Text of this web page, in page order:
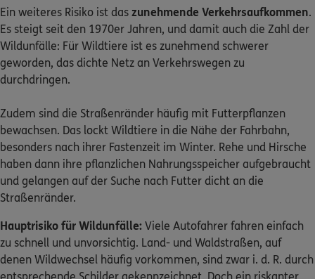
Ein weiteres Risiko ist das zunehmende Verkehrsaufkommen.
Es steigt seit den 1970er Jahren, und damit auch die Zahl der
Wildunfälle: Für Wildtiere ist es zunehmend schwerer
geworden, das dichte Netz an Verkehrswegen zu
durchdringen.
Zudem sind die Straßenränder häufig mit Futterpflanzen
bewachsen. Das lockt Wildtiere in die Nähe der Fahrbahn,
besonders nach ihrer Fastenzeit im Winter. Rehe und Hirsche
haben dann ihre pflanzlichen Nahrungsspeicher aufgebraucht
und gelangen auf der Suche nach Futter dicht an die
Straßenränder.
Hauptrisiko für Wildunfälle: Viele Autofahrer fahren einfach
zu schnell und unvorsichtig. Land- und Waldstraßen, auf
denen Wildwechsel häufig vorkommen, sind zwar i. d. R. durch
entsprechende Schilder gekennzeichnet. Doch ein riskanter